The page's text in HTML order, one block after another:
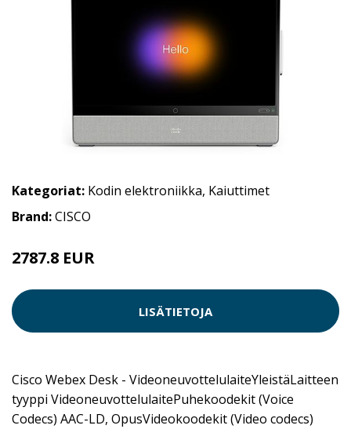
Kategoriat: Kodin elektroniikka, Kaiuttimet
Brand:CISCO
2787.8 EUR
LISÄTIETOJA
Cisco Webex Desk - VideoneuvottelulaiteYleistäLaitteen
tyyppi VideoneuvottelulaitePuhekoodekit (Voice
Codecs) AAC-LD, OpusVideokoodekit (Video codecs)